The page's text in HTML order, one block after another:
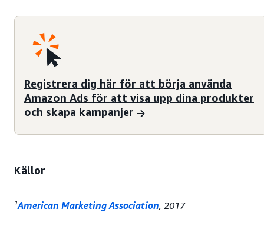
Registrera dig här för att börja använda
Amazon Ads för att visa upp dina produkter
och skapa kampanjer
Källor
1American Marketing Association, 2017